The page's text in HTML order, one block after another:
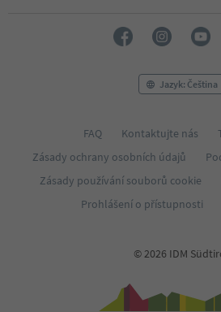
Jazyk: Čeština
FAQ Kontaktujte nás
Zásady ochrany osobních údajů
Zásady používání souborů cookie
Prohlášení o přístupnosti
© 2026 IDM